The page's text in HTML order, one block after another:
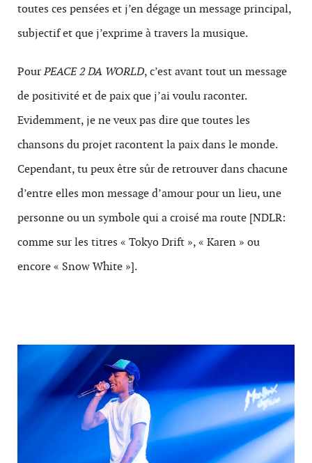
toutes ces pensées et j’en dégage un message principal,
subjectif et que j’exprime à travers la musique.
PourPEACE 2 DA WORLD, c’est avant tout un message
de positivité et de paix que j’ai voulu raconter.
Evidemment, je ne veux pas dire que toutes les
chansons du projet racontent la paix dans le monde.
Cependant, tu peux être sûr de retrouver dans chacune
d’entre elles mon message d’amour pour un lieu, une
personne ou un symbole qui a croisé ma route [NDLR:
comme sur les titres « Tokyo Drift », « Karen » ou
encore « Snow White »].